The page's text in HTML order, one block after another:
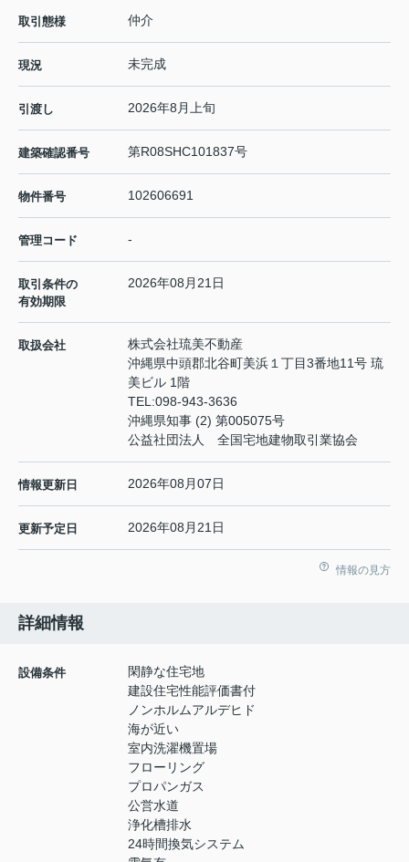
取引態様 仲介
現況 未完成
引渡し 2026年8月上旬
建築確認番号 第R08SHC101837号
物件番号 102606691
管理コード -
取引条件の
有効期限
2026年08月21日
取扱会社
株式会社琉美不動産
沖縄県中頭郡北谷町美浜１丁目3番地11号 琉
美ビル 1階
TEL:098-943-3636
沖縄県知事 (2) 第005075号
公益社団法人 全国宅地建物取引業協会
情報更新日 2026年08月07日
更新予定日 2026年08月21日
情報の見方
詳細情報
設備条件
閑静な住宅地
建設住宅性能評価書付
ノンホルムアルデヒド
海が近い
室内洗濯機置場
フローリング
プロパンガス
公営水道
浄化槽排水
24時間換気システム